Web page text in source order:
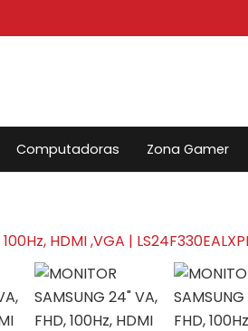
Computadoras Zona Gamer